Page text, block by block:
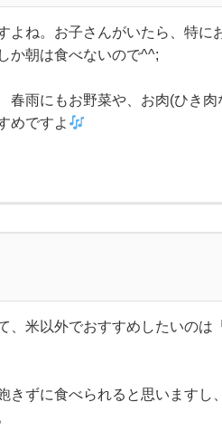
よね。お子さんがいたら、特に
か朝は食べないので^^;
雨にもお野菜や、お肉(ひき肉
めですよ
、米以外でおすすめしたいのは
きずに食べられると思いますし